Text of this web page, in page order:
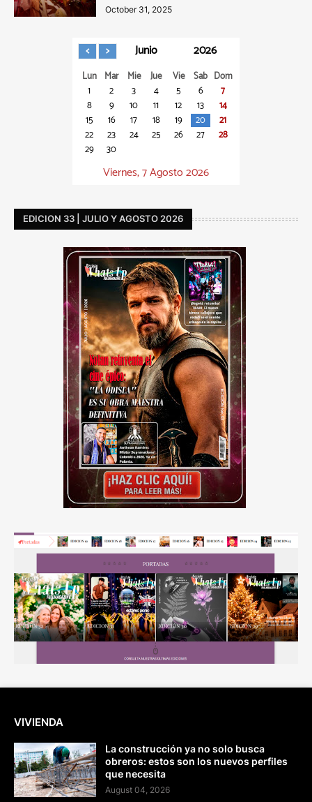
October 31, 2025
Junio 2026
Lun Mar Mie Jue Vie Sab Dom
1
2 3 4 5 6
7
8
9 10 11 12 13
14
15
16 17 18 19 20
21
22
23 24 25 26 27
28
29
30
Viernes, 7 Agosto 2026
EDICION 33 | JULIO Y AGOSTO 2026
VIVIENDA
La construcción ya no solo busca
obreros: estos son los nuevos perfiles
que necesita
August 04, 2026